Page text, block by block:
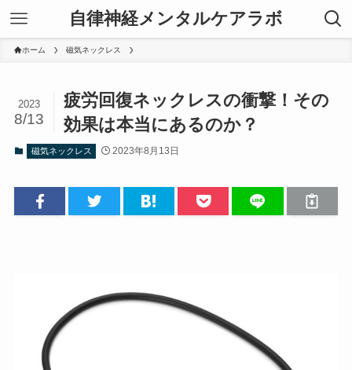
自律神経メンタルケアラボ
ホーム 磁気ネックレス
疲労回復ネックレスの衝撃！その
効果は本当にあるのか？
2023
8/13
磁気ネックレス 2023年8月13日